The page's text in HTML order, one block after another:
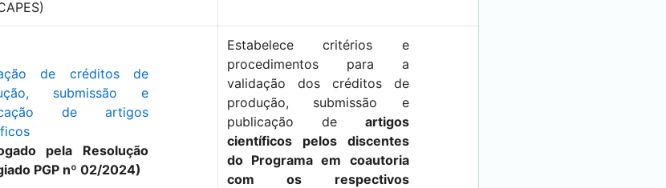
de créditos de
submissão e
de artigos
pela Resolução
PGP nº 02/2024)
Estabelece critérios e
procedimentos para a
validação dos créditos de
produção, submissão e
publicação de artigos
científicos pelos discentes
do Programa em coautoria
com os respectivos